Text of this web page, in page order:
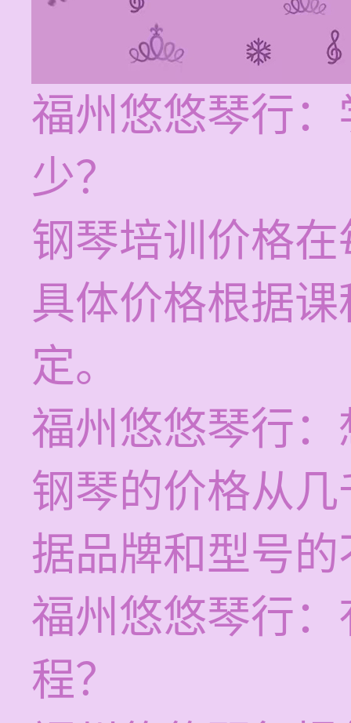
福州悠悠琴行
少？
钢琴培训价格
具体价格根据
定。
福州悠悠琴行
钢琴的价格从
据品牌和型号
福州悠悠琴行
程？